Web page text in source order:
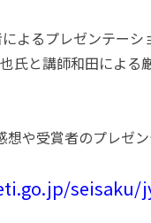
よるプレゼンテー
氏と講師和田によ
や受賞者のプレゼ
seisaku/